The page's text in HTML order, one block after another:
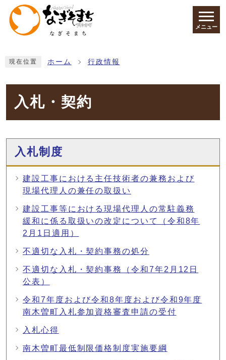
ページの先頭です
メニュー
現在位置 ホーム 行政情報
入札・契約
メインメニュー
入札制度
建設工事における主任技術者の兼務および
現場代理人の兼任の取扱い
建設工事等における現場代理人の常駐義務
緩和に係る取扱いの改定について（令和8年
2月1日適用）
不適切な入札・契約事務の処分
不適切な入札・契約事務（令和7年2月12日
公表）
令和7年度および令和8年度および令和9年度
南木曽町入札参加資格審査申請の受付
入札心得
南木曽町最低制限価格制度実施要綱